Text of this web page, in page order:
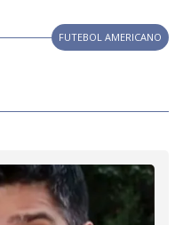
FUTEBOL AMERICANO